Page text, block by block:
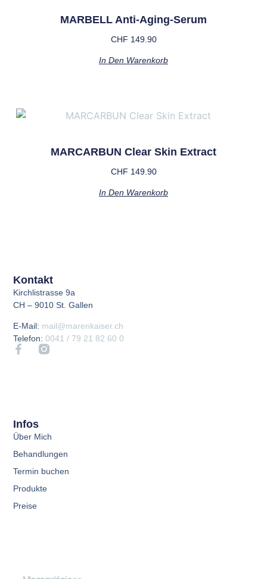
MARBELL Anti-Aging-Serum
CHF 149.90
In Den Warenkorb
MARCARBUN Clear Skin Extract
CHF 149.90
In Den Warenkorb
Infos
Über Mich
Behandlungen
Termin buchen
Produkte
Preise
Kontakt
Kirchlistrasse 9a
CH – 9010 St. Gallen
E-Mail: mail@marenkaiser.ch
Telefon:0041 / 79 21 82 60 0